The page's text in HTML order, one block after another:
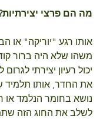
מה הם פרצי
אותו רגע "יוריקה" או
משהו שלא היה ברור
יכול רעיון יצירתי
את החדר, אותו תלמיד
נושא בחומר הנלמד או
לשלב את החוג הזה